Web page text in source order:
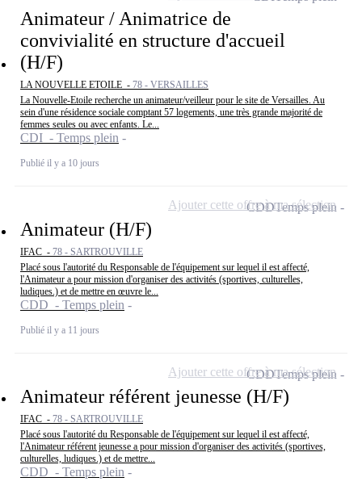
Animateur / Animatrice de
convivialité en structure d'accueil
(H/F)
LA NOUVELLE ETOILE - 78 - VERSAILLES
La Nouvelle-Etoile recherche un animateur/veilleur pour le site de Versailles. Au
sein d'une résidence sociale comptant 57 logements, une très grande majorité de
femmes seules ou avec enfants. Le...
CDI - Temps plein
Publié il y a 10 jours
Animateur (H/F)
IFAC - 78 - SARTROUVILLE
Placé sous l'autorité du Responsable de l'équipement sur lequel il est affecté,
l'Animateur a pour mission d'organiser des activités (sportives, culturelles,
ludiques.) et de mettre en œuvre le...
CDD - Temps plein
Publié il y a 11 jours
CDDTemps plein
Ajouter cette offre à ma sélection
Animateur référent jeunesse (H/F)
IFAC - 78 - SARTROUVILLE
Placé sous l'autorité du Responsable de l'équipement sur lequel il est affecté,
l'Animateur référent jeunesse a pour mission d'organiser des activités (sportives,
culturelles, ludiques.) et de mettre...
CDD - Temps plein
CDDTemps plein
Ajouter cette offre à ma sélection